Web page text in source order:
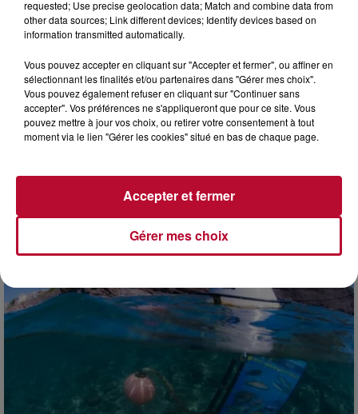
FÊTE DE LA POLYNÉSIE À VILLEVEYRAC
requested; Use precise geolocation data; Match and combine data from
other data sources; Link different devices; Identify devices based on
information transmitted automatically.
Vous pouvez accepter en cliquant sur "Accepter et fermer", ou affiner en
sélectionnant les finalités et/ou partenaires dans "Gérer mes choix".
Vous pouvez également refuser en cliquant sur "Continuer sans
accepter". Vos préférences ne s'appliqueront que pour ce site. Vous
pouvez mettre à jour vos choix, ou retirer votre consentement à tout
moment via le lien "Gérer les cookies" situé en bas de chaque page.
Gérer mes choix
Accepter et fermer